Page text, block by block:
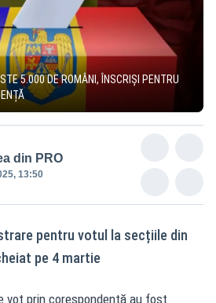
5.000 DE ROMÂNI, ÎNSCRIȘI PENTRU
din PRO
13:50
pentru votul la secțiile din
pe 4 martie
vot prin corespondență au fost